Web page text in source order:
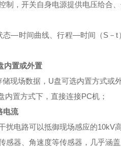
，开关自身电源提供电压给合
态—时间曲线、行程—时间（S
内置或外置
现场数据，U盘可选内置方式
置方式下，直接连接PC机；
电流
电路可以抵御现场感应的10kV
器、角速度等传感器，几乎涵盖